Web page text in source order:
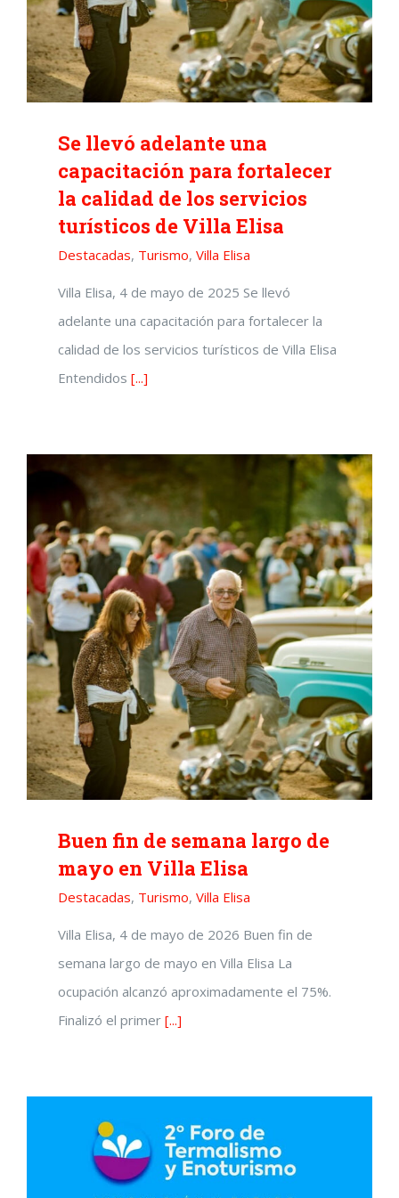
Se llevó adelante una
capacitación para fortalecer
la calidad de los servicios
turísticos de Villa Elisa
Destacadas, Turismo, Villa Elisa
Villa Elisa, 4 de mayo de 2025 Se llevó
adelante una capacitación para fortalecer la
calidad de los servicios turísticos de Villa Elisa
Entendidos [...]
Buen fin de semana largo de
mayo en Villa Elisa
Destacadas, Turismo, Villa Elisa
Villa Elisa, 4 de mayo de 2026 Buen fin de
semana largo de mayo en Villa Elisa La
ocupación alcanzó aproximadamente el 75%.
Finalizó el primer [...]